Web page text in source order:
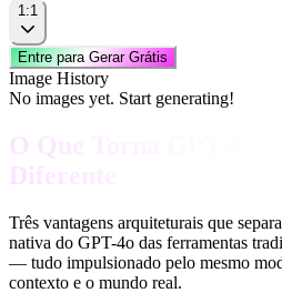
1:1
Entre para Gerar Grátis
Image History
No images yet. Start generating!
O Que Torna GPT-4o
Diferente
Três vantagens arquiteturais que
nativa do GPT-4o das ferramentas
— tudo impulsionado pelo mesmo
contexto e o mundo real.